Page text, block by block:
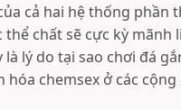
cả hai hệ thống phần
chất sẽ cực kỳ mãnh
lý do tại sao chơi đá
chemsex ở các